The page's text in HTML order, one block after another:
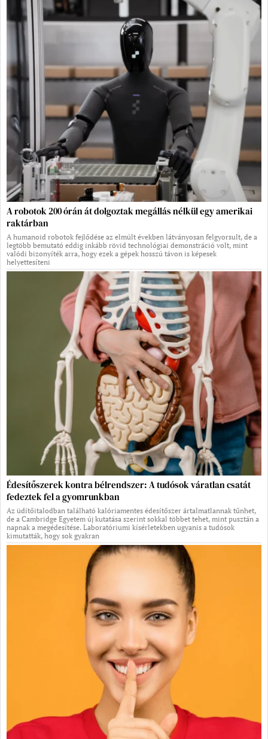
A robotok 200 órán át dolgoztak megállás nélkül egy amerikai
raktárban
A humanoid robotok fejlődése az elmúlt években látványosan felgyorsult, de a
legtöbb bemutató eddig inkább rövid technológiai demonstráció volt, mint
valódi bizonyíték arra, hogy ezek a gépek hosszú távon is képesek
helyettesíteni
Édesítőszerek kontra bélrendszer: A tudósok váratlan csatát
fedeztek fel a gyomrunkban
Az üdítőitalodban található kalóriamentes édesítőszer ártalmatlannak tűnhet,
de a Cambridge Egyetem új kutatása szerint sokkal többet tehet, mint pusztán a
napnak a megédesítése. Laboratóriumi kísérletekben ugyanis a tudósok
kimutatták, hogy sok gyakran